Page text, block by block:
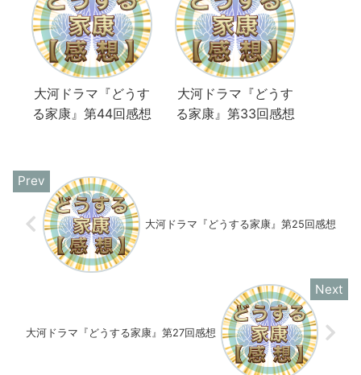
大河ドラマ『どうす
る家康』第44回感想
大河ドラマ『どうす
る家康』第33回感想
大河ドラマ『どうする家康』第25回感想
大河ドラマ『どうする家康』第27回感想